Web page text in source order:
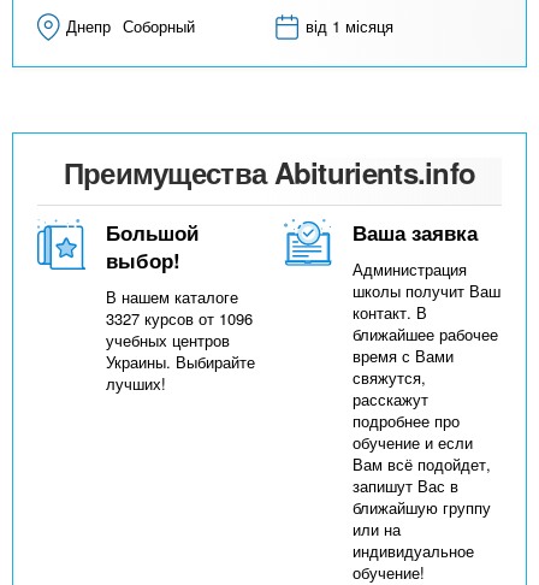
Днепр Соборный від 1 місяця
Преимущества Abiturients.info
Большой
выбор!
В нашем каталоге
3327 курсов от 1096
учебных центров
Украины. Выбирайте
лучших!
Ваша заявка
Администрация
школы получит Ваш
контакт. В
ближайшее рабочее
время с Вами
свяжутся,
расскажут
подробнее про
обучение и если
Вам всё подойдет,
запишут Вас в
ближайшую группу
или на
индивидуальное
обучение!